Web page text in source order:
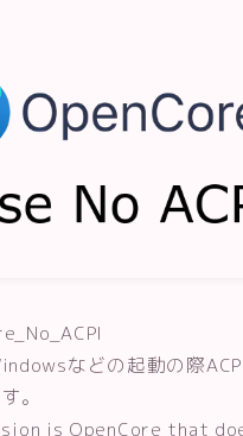
などの起動の際
。
is OpenCore that